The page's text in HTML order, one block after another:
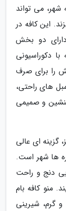
شهر، می تواند
این کافه در
دو بخش
دکوراسیونی
را برای صرف
های راحتی،
و صمیمی
گزینه ای عالی
ها شهر است.
دنج و راحت
منو کافه بام
گرم، شیرینی